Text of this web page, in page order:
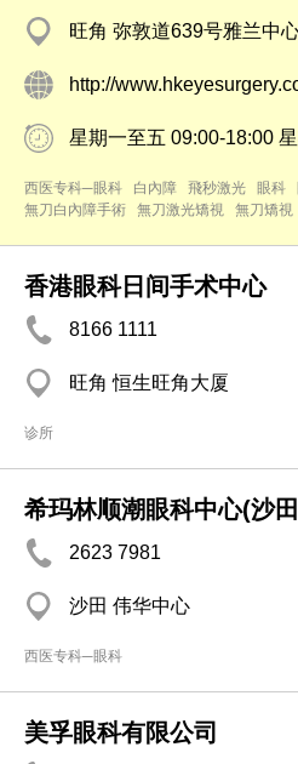
旺角 弥敦道639号雅兰中
http://
星期一至五 09:00-18:00
西医专科─眼科 白內障 飛秒激光 眼科
無刀白內障手術
無刀激光矯視 無刀矯視
香港眼科日间手术中心
8166 1111
旺角 恒生旺角大厦
诊所
希玛林顺潮眼科中心(沙
2623 7981
沙田 伟华中心
西医专科─眼科
美孚眼科有限公司